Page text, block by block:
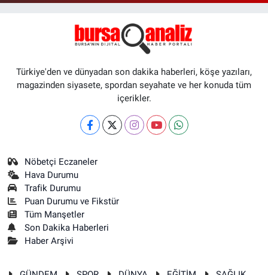
Türkiye'den ve dünyadan son dakika haberleri, köşe yazıları,
magazinden siyasete, spordan seyahate ve her konuda tüm
içerikler.
Nöbetçi Eczaneler
Hava Durumu
Trafik Durumu
Puan Durumu ve Fikstür
Tüm Manşetler
Son Dakika Haberleri
Haber Arşivi